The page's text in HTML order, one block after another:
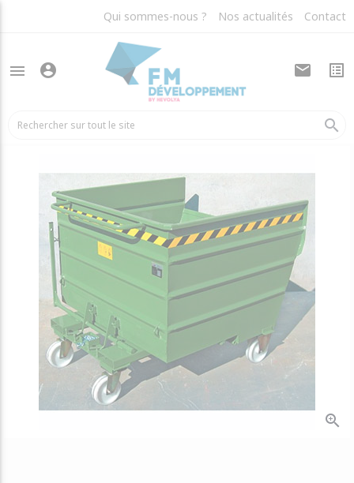
Qui sommes-nous ? Nos actualités Contact
menu account_circle mail list_alt
search
arrow_back Conteneurs et bennes métalliques
zoom_in